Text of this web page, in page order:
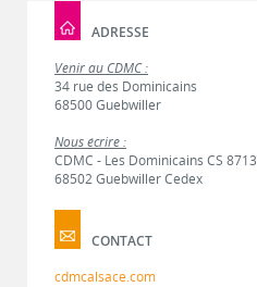
ADRESSE
Venir au CDMC :
34 rue des Dominicains
68500 Guebwiller
Nous écrire :
CDMC - Les Dominicains CS 8713
68502 Guebwiller Cedex
CONTACT
cdmcalsace.com